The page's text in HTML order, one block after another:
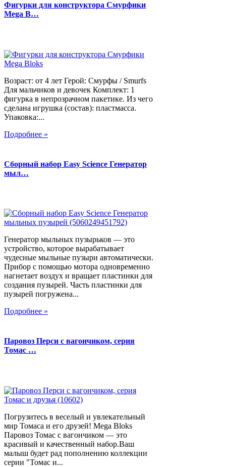
Фигурки для конструктора Смурфики
Mega B…
Возраст: от 4 лет Герой: Смурфы / Smurfs
Для мальчиков и девочек Комплект: 1
фигурка в непрозрачном пакетике. Из чего
сделана игрушка (состав): пластмасса.
Упаковка:...
Подробнее »
Сборный набор Easy Science Генератор
мыл…
Генератор мыльных пузырьков — это
устройство, которое вырабатывает
чудесные мыльные пузыри автоматически.
Прибор с помощью мотора одновременно
нагнетает воздух и вращает пластинки для
создания пузырей. Часть пластинки для
пузырей погружена...
Подробнее »
Паровоз Перси с вагончиком, серия
Томас …
Погрузитесь в веселый и увлекательный
мир Томаса и его друзей! Mega Bloks
Паровоз Томас с вагончиком — это
красивый и качественный набор.Ваш
малыш будет рад пополнению коллекции
серии "Томас и...